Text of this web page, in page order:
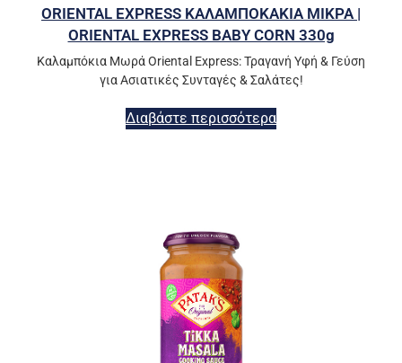
ORIENTAL EXPRESS ΚΑΛΑΜΠΟΚΑΚΙΑ ΜΙΚΡΑ |
ORIENTAL EXPRESS BABY CORN 330g
Καλαμπόκια Μωρά Oriental Express: Τραγανή Υφή & Γεύση
για Ασιατικές Συνταγές & Σαλάτες!
Διαβάστε περισσότερα